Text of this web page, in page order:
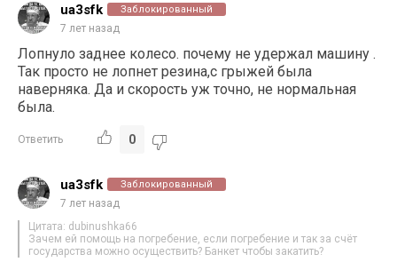
ua3sfk Заблокированный
7 лет назад
Лопнуло заднее колесо. почему не удержал машину .
Так просто не лопнет резина,с грыжей была
наверняка. Да и скорость уж точно, не нормальная
была.
Ответить 0
ua3sfk Заблокированный
7 лет назад
Цитата: dubinushka66
Зачем ей помощь на погребение, если погребение и так за счёт
государства можно осуществить? Банкет чтобы закатить?